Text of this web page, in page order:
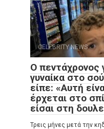
CELEBRITY NEWS
Ο πεντάχρονος
γυναίκα στο
είπε: «Αυτή
έρχεται στο
είσαι στη
Τρεις μήνες μετά την